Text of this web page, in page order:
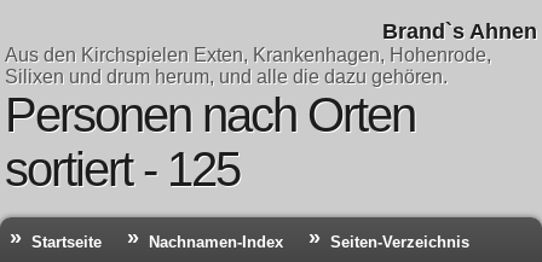
Brand`s Ahnen
Aus den Kirchspielen Exten, Krankenhagen, Hohenrode,
Silixen und drum herum, und alle die dazu gehören.
Personen nach Orten
sortiert - 125
Startseite Nachnamen-Index
Seiten-Verzeichnis